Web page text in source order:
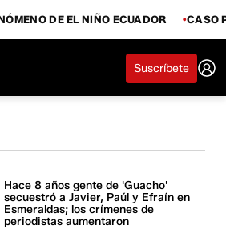
DE EL NIÑO ECUADOR CASO
Suscríbete
Hace 8 años gente de 'Guacho'
secuestró a Javier, Paúl y Efraín en
Esmeraldas; los crímenes de
periodistas aumentaron